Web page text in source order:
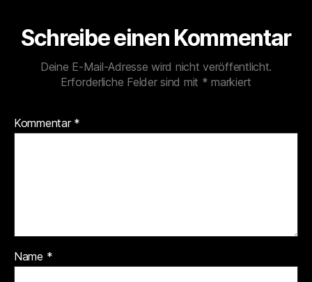
Schreibe einen Kommentar
Deine E-Mail-Adresse wird nicht veröffentlicht.
Erforderliche Felder sind mit * markiert
Kommentar *
Name *